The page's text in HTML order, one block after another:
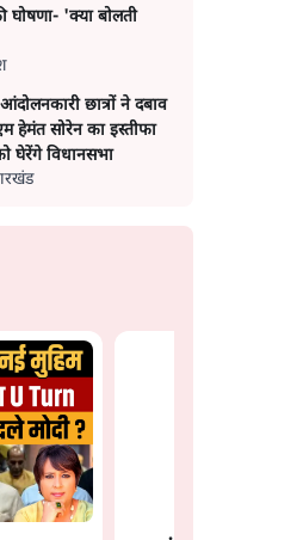
घोषणा- 'क्या बोलती
छात्रों ने दबाव
हेमंत सोरेन का इस्तीफा
घेरेंगे विधानसभा